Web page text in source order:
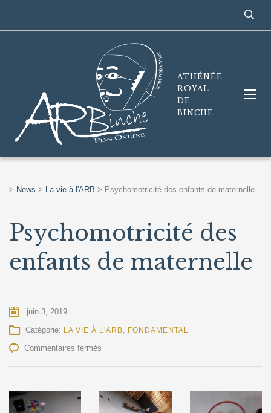
ATHÉNÉE
ROYAL
DE
BINCHE
> News > La vie à l'ARB > Psychomotricité des enfants de maternelle
Psychomotricité des
enfants de maternelle
juin 3, 2019
Catégorie: LA VIE À L'ARB, FONDAMENTAL
Commentaires fermés
de
maternelle